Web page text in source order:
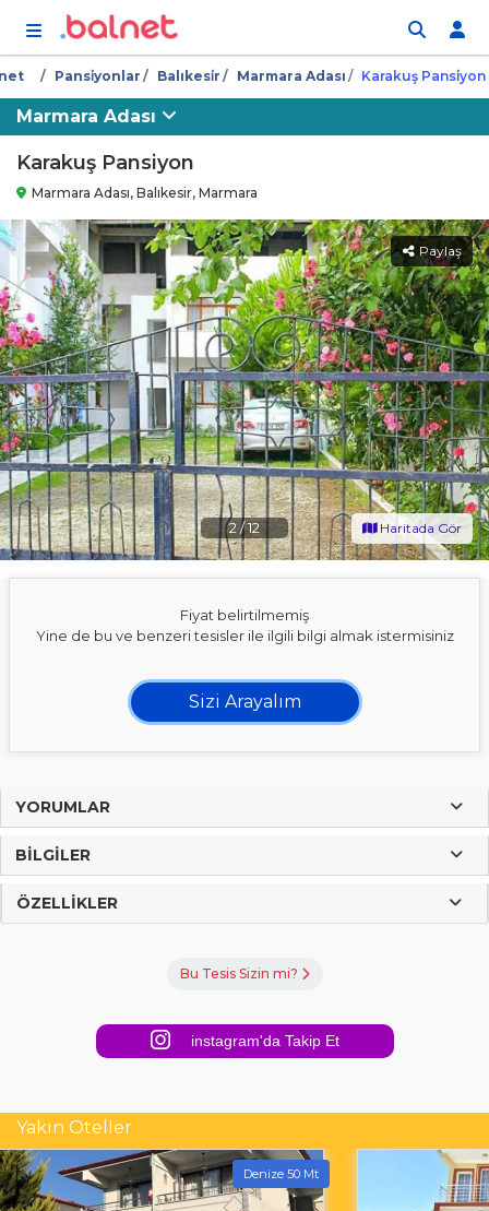
Pansi̇yonlar Balıkesi̇r Marmara Adası Karakuş Pansi̇yon
Marmara Adası
Karakuş Pansiyon
Marmara Adası, Balıkesir, Marmara
2 /12
Paylaş
Haritada Gör
Fiyat belirtilmemiş
Yine de bu ve benzeri tesisler ile ilgili bilgi almak istermisiniz
Sizi Arayalım
YORUMLAR
BILGILER
ÖZELLIKLER
Bu Tesis Sizin mi?
instagram'da Takip Et
Yakın Oteller
Denize 50 Mt